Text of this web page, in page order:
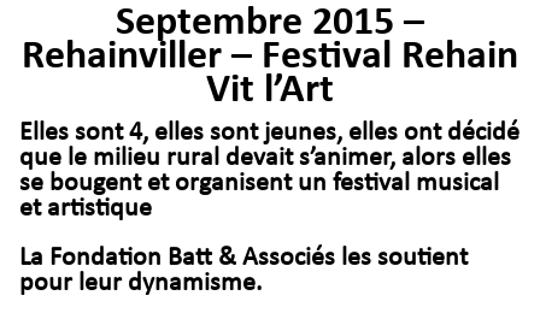
Septembre 2015 –
Rehainviller – Festival Rehain
Vit l’Art
Elles sont 4, elles sont jeunes, elles ont décidé
que le milieu rural devait s’animer, alors elles
se bougent et organisent un festival musical
et artistique
La Fondation Batt & Associés les soutient
pour leur dynamisme.